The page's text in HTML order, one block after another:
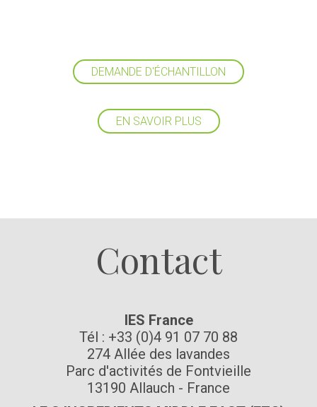
DEMANDE D'ÉCHANTILLON
EN SAVOIR PLUS
Contact
IES France
Tél : +33 (0)4 91 07 70 88
274 Allée des lavandes
Parc d'activités de Fontvieille
13190 Allauch - France